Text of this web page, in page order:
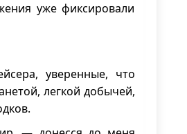
уже фиксировали
уверенные, что
легкой добычей,